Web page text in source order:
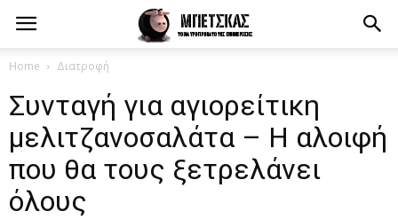
Home Διατροφή
Συνταγή για αγιορείτικη
μελιτζανοσαλάτα – Η αλοιφή
που θα τους ξετρελάνει
όλους